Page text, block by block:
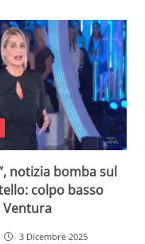
notizia bomba sul
colpo basso
Ventura
3 Dicembre 2025